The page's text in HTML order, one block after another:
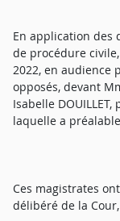
En application des
de procédure
2022, en audience
opposés, devant
Isabelle
laquelle a
Ces magistrates
délibéré de la